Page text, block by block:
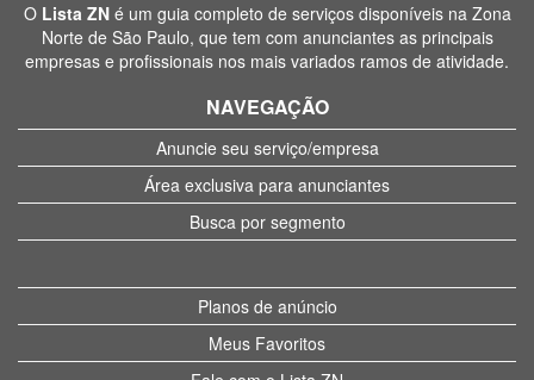
O Lista ZNé um guia completo de serviços disponíveis na Zona
Norte de São Paulo, que tem com anunciantes as principais
empresas e profissionais nos mais variados ramos de atividade.
NAVEGAÇÃO
Anuncie seu serviço/empresa
Área exclusiva para anunciantes
Busca por segmento
Planos de anúncio
Meus Favoritos